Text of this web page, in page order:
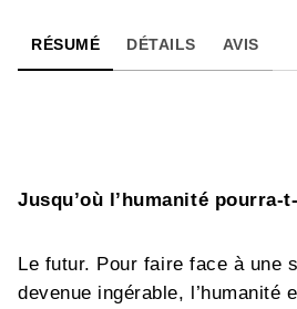
RÉSUMÉ DÉTAILS AVIS
Jusqu’où l’humanité pourra-
Le futur. Pour faire face à une
devenue ingérable, l’humanité